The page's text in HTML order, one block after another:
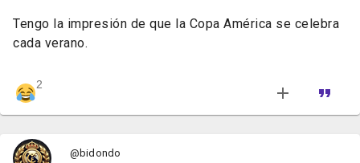
Tengo la impresión de que la Copa América se celebra
cada verano.
2
@bidondo